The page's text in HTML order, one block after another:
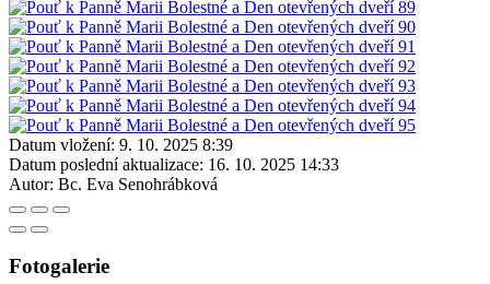
Datum vložení: 9. 10. 2025 8:39
Datum poslední aktualizace: 16. 10. 2025 14:33
Autor: Bc. Eva Senohrábková
Fotogalerie